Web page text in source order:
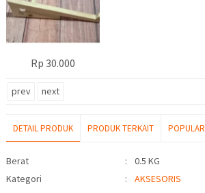
Rp 30.000
prev next
DETAIL PRODUK PRODUK TERKAIT POPULAR
Detail Produk
Berat :
0.5 KG
Kategori
: AKSESORIS